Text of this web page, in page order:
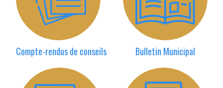
Compte-rendus de conseils Bulletin Municipal